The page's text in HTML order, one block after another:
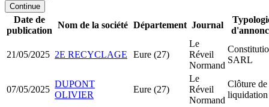
Continue
Date de
publication
Nom de la société Département Journal
21/05/2025 2E RECYCLAGE Eure (27)
Le
Réveil
Normand
SARL
07/05/2025
DUPONT
OLIVIER
Eure (27)
Le
Réveil
Normand
Clôture de
liquidation